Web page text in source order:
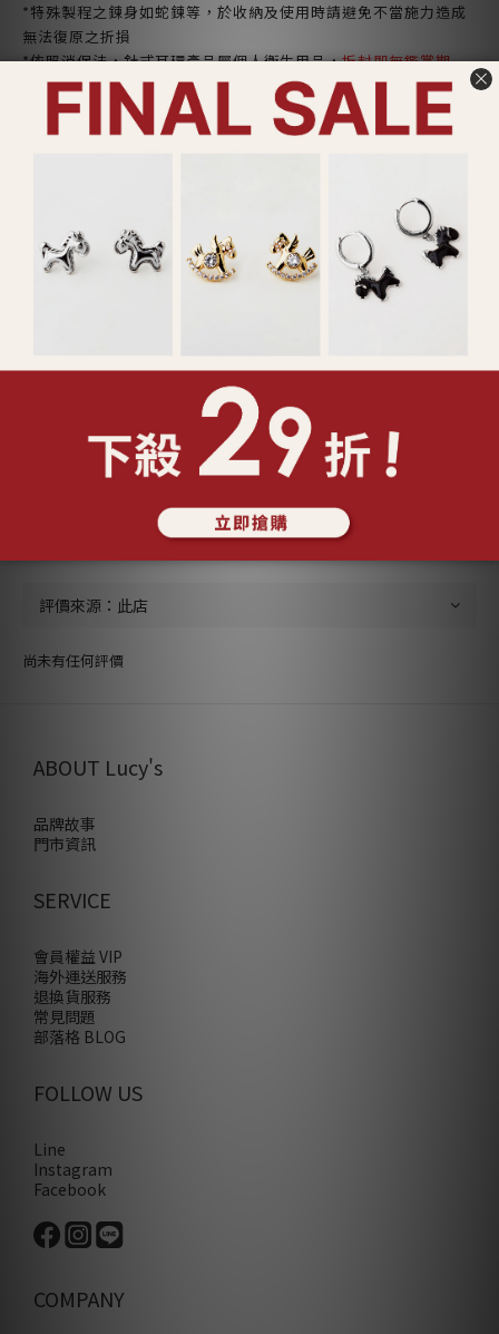
*特殊製程之鍊身如蛇鍊等，於收納及使用時請避免不當施力造成
無法復原之折損
*依照消保法，針式耳環產品屬個人衛生用品，拆封即無鑑賞期
送貨及付款方式
尚未有任何評價
ABOUT Lucy's
品牌故事
門市資訊
SERVICE
會員權益 VIP
海外運送服務
退換貨服務
常見問題
部落格 BLOG
FOLLOW US
Line
Instagram
Facebook
COMPANY